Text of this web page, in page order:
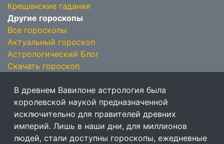
Крещенские гадания
Другие гороскопы
Все гороскопы
Актуальный гороскоп
Астрологический Блог
Скачать гороскоп
В древнем Вавилоне астрология была
королевской наукой предназначенной
исключительно для правителей древних
империй. Лишь в наши дни, для миллионов
людей, стали доступны гороскопы, ежедневные